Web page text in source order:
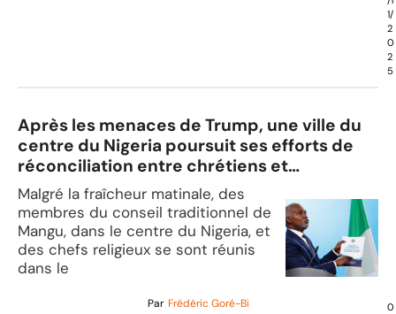
1/
2
0
2
5
Après les menaces de Trump, une ville du
centre du Nigeria poursuit ses efforts de
réconciliation entre chrétiens et
musulmans
Malgré la fraîcheur matinale, des
membres du conseil traditionnel de
Mangu, dans le centre du Nigeria, et
des chefs religieux se sont réunis
dans le
Par Frédéric Goré-Bi
0